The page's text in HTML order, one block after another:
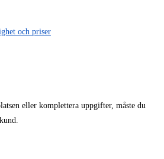
och priser
eller komplettera uppgifter, måste du